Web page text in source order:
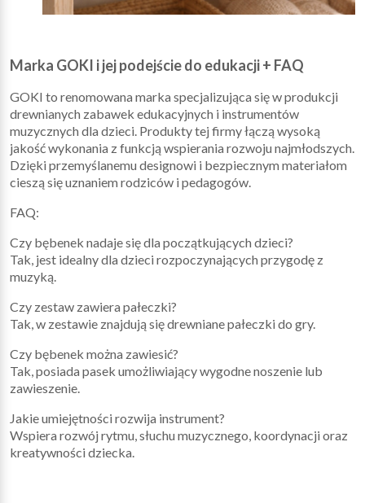
Marka GOKI i jej podejście do edukacji + FAQ
GOKI to renomowana marka specjalizująca się w produkcji
drewnianych zabawek edukacyjnych i instrumentów
muzycznych dla dzieci. Produkty tej firmy łączą wysoką
jakość wykonania z funkcją wspierania rozwoju najmłodszych.
Dzięki przemyślanemu designowi i bezpiecznym materiałom
cieszą się uznaniem rodziców i pedagogów.
FAQ:
Czy bębenek nadaje się dla początkujących dzieci?
Tak, jest idealny dla dzieci rozpoczynających przygodę z
muzyką.
Czy zestaw zawiera pałeczki?
Tak, w zestawie znajdują się drewniane pałeczki do gry.
Czy bębenek można zawiesić?
Tak, posiada pasek umożliwiający wygodne noszenie lub
zawieszenie.
Jakie umiejętności rozwija instrument?
Wspiera rozwój rytmu, słuchu muzycznego, koordynacji oraz
kreatywności dziecka.